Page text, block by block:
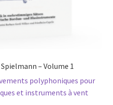
– Volume 1
polyphoniques pour
et instruments à vent